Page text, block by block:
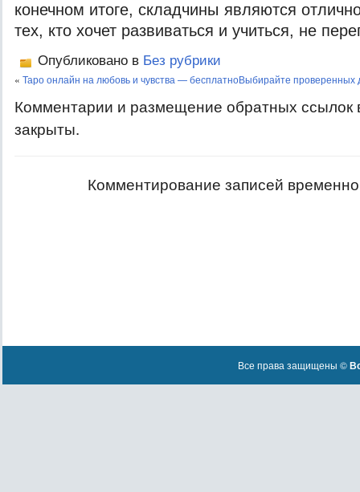
конечном итоге, складчины являются
тех, кто хочет развиваться и учиться, не
Опубликовано в Без рубрики
« Таро онлайн на любовь и чувства — бесплатноВыбирайте проверенных
Комментарии и размещение обратных ссылок
закрыты.
Комментирование записей
Все права защищены ©